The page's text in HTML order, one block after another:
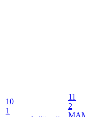
10
1
11
2